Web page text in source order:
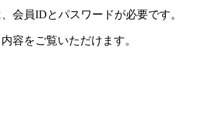
会員IDとパスワードが必要です。
容をご覧いただけます。